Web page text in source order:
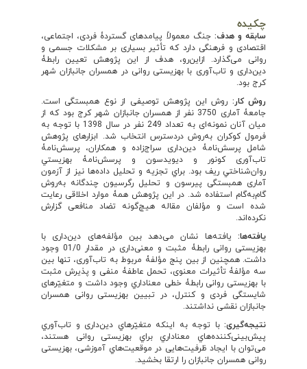
چکیده
سابقه و هدف:جنگ معمولاً پیامدهای گستردۀ فردی، اجتماعی،
اقتصادی و فرهنگی دارد که تأثیر بسیاری بر مشکلات جسمی و
روانی می‌گذارد. ازاین‌رو، هدف از این پژوهش تعیین رابطۀ
دین‌داری و تاب‌آوری با بهزیستی روانی در همسران جانبازان شهر
کرج بود.
روش کار: روش این پژوهش توصیفی از نوع همبستگی است.
جامعۀ آماری 3750 نفر از همسران جانبازان شهر کرج بود که از
میان آنان نمونه‌ای به تعداد 249 نفر در سال 1398 با توجه به
فرمول کوکران به‌روش دردسترس انتخاب شد. ابزارهای پژوهش
شامل پرسش‌نامۀ دین‌داری سراج‌زاده و همکاران، پرسش‌نامۀ
تاب‌آوری کونور و دیویدسون و پرسش‌نامۀ بهزيستي
روان‌شناختي ريف بود. براي تجزیه و تحلیل داده‌ها نیز از آزمون
آماری همبستگی پیرسون و تحلیل رگرسیون چندگانه به‌روش
گام‌به‌گام استفاده شد. در این پژوهش همۀ موارد اخلاقی رعایت
شده است و مؤلفان مقاله هیچ‌گونه تضاد منافعی گزارش
نکرده‌اند.
یافتهها: یافته‌ها نشان می‌دهد بین مؤلفه‌های دین‌داری با
بهزیستی روانی رابطۀ مثبت و معنی‌داری در مقدار 01/0 وجود
داشت. همچنین از بین پنج مؤلفۀ مربوط به تاب‌آوری، تنها بین
سه مؤلفۀ تأثیرات معنوی، تحمل عاطفۀ منفی و پذیرش مثبت
با بهزیستی روانی رابطۀ خطی معنا‌داري وجود داشت و متغیّرهای
شایستگی فردی و کنترل، در تبیین بهزیستی روانی همسران
جانبازان نقشی نداشتند.
نتیجهگیری: با توجه به اینکه متغیّرهاي دین‌داری و تاب‌آوري
پیش‌بینی‌کننده‌هاي معناداري براي بهزیستی روانی هستند،
می‌توان با ایجاد ظرفیت‌هایی در موقعیت‌هاي آموزشی، بهزیستی
روانی همسران جانبازان را ارتقا بخشید.